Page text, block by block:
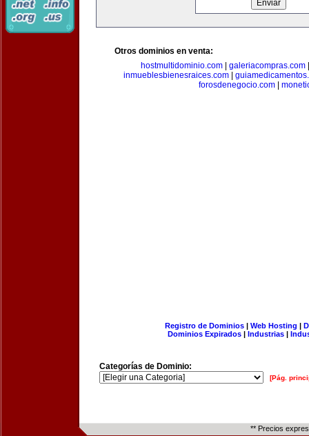
Otros dominios en venta:
hostmultidominio.com
galeriacompras.com
inmueblesbienesraices.com|
forosdenegocio.com
Registro de Dominios| Web Hosting |
Dominios Expirados | Industrias |
Categorías de Dominio:
[Pág.
** Precios